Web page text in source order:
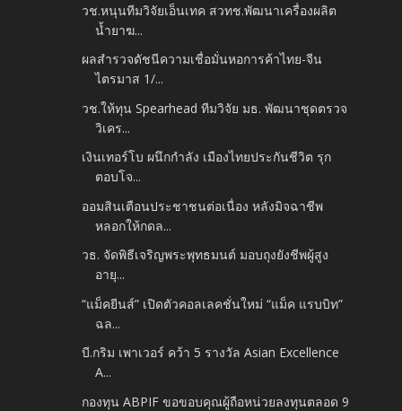
วช.หนุนทีมวิจัยเอ็นเทค สวทช.พัฒนาเครื่องผลิต
น้ำยาฆ...
ผลสำรวจดัชนีความเชื่อมั่นหอการค้าไทย-จีน
ไตรมาส 1/...
วช.ให้ทุน Spearhead ทีมวิจัย มธ. พัฒนาชุดตรวจ
วิเคร...
เงินเทอร์โบ ผนึกกำลัง เมืองไทยประกันชีวิต รุก
ตอบโจ...
ออมสินเตือนประชาชนต่อเนื่อง หลังมิจฉาชีพ
หลอกให้กดล...
วธ. จัดพิธีเจริญพระพุทธมนต์ มอบถุงยังชีพผู้สูง
อายุ...
“แม็คยีนส์” เปิดตัวคอลเลคชั่นใหม่ “แม็ค แรบบิท”
ฉล...
บี.กริม เพาเวอร์ คว้า 5 รางวัล Asian Excellence
A...
กองทุน ABPIF ขอขอบคุณผู้ถือหน่วยลงทุนตลอด 9